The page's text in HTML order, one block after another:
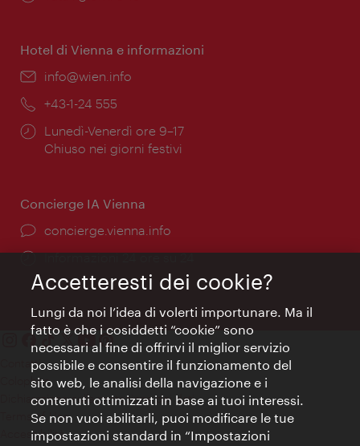
Hotel di Vienna e informazioni
Email:
info@wien.info
Telefono:
+43-1-24 555
Orari
di
Lunedì-Venerdì ore 9–17
Chiuso nei giorni festivi
Concierge IA Vienna
Ort:
concierge.vienna.info
Öffnungszeiten:
Informazioni 24 ore su 24
Contatti
Colophon
Dichiarazione sulla protezione dei dati
Terms of Use
Accessibilità
Accetteresti dei cookie?
Lungi da noi l’idea di volerti importunare. Ma il
fatto è che i cosiddetti “cookie” sono
necessari al fine di offrirvi il miglior servizio
possibile e consentire il funzionamento del
sito web, le analisi della navigazione e i
contenuti ottimizzati in base ai tuoi interessi.
Se non vuoi abilitarli, puoi modificare le tue
impostazioni standard in “Impostazioni